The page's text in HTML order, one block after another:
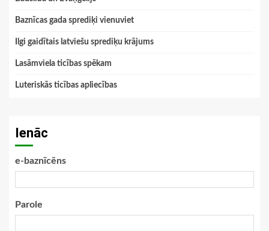
Baznīcas gada sprediķi vienuviet
Ilgi gaidītais latviešu sprediķu krājums
Lasāmviela ticības spēkam
Luteriskās ticības apliecības
Ienāc
e-baznīcēns
Parole